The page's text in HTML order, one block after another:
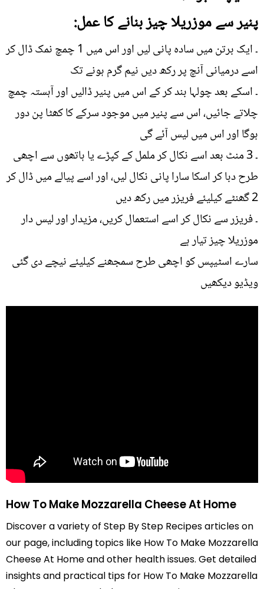
پنیر سے موزریلا چیز بنانے کا عمل:
۔ ایک برتن میں سادہ پانی لیں اور اس میں 1 چمچ نمک ڈال کر
اسے درمیانی آنچ پر رکھ دیں نیم گرم ہونے تک
۔ اسکے بعد چولہا بند کر کے اس میں پنیر ڈالیں اور آہستہ چمچ
چلاتے جائیں، اس سے پنیر میں موجود سرکے کا کھٹا پن دور
ہوگا اور اس میں لیس آئے گی
۔ 3 منٹ بعد اسے نکال کر ململ کے کپڑے یا ہاتھوں سے اچھی
طرح دبا کر اسکا سارا پانی نکال لیں، اور اسے پیالے میں ڈال کر
2 گھنٹے کیلیئے فریزر میں رکھ دیں
۔ فریزر سے نکال کر اسے استعمال کریں، مزیدار اور لیس دار
موزریلا چیز تیار ہے
سارے اسٹیپس کو اچھی طرح سمجھنے کیلیئے نیچے دی گئی
ویڈیو دیکھیں
How To Make Mozzarella Cheese At Home
Discover a variety of Step By Step Recipes articles on
our page, including topics like How To Make Mozzarella
Cheese At Home and other health issues. Get detailed
insights and practical tips for How To Make Mozzarella